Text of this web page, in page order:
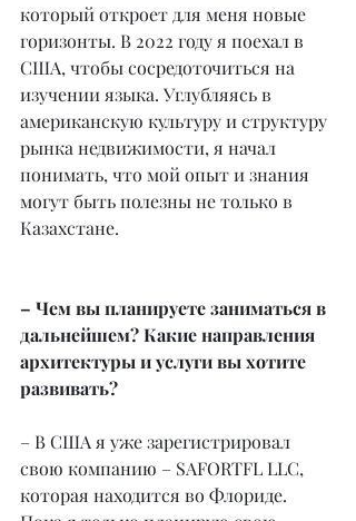
который откроет для меня новые
горизонты. В 2022 году я поехал в
США, чтобы сосредоточиться на
изучении языка. Углубляясь в
американскую культуру и структуру
рынка недвижимости, я начал
понимать, что мой опыт и знания
могут быть полезны не только в
Казахстане.
– Чем вы планируете заниматься в
дальнейшем? Какие направления
архитектуры и услуги вы хотите
развивать?
– В США я уже зарегистрировал
свою компанию – SAFORTFL LLC,
которая находится во Флориде.